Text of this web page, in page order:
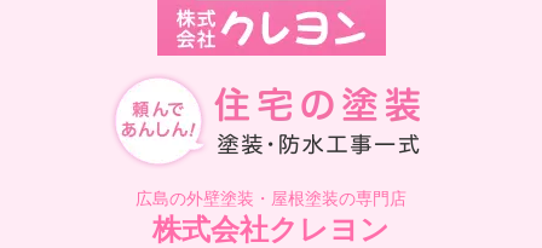
広島の外壁塗装・屋根塗装の専門店
株式会社クレヨン